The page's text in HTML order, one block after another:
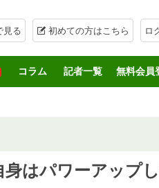
見る 初めての方はこちら ロ
コラム 記者一覧 無料会員
はパワーアップ